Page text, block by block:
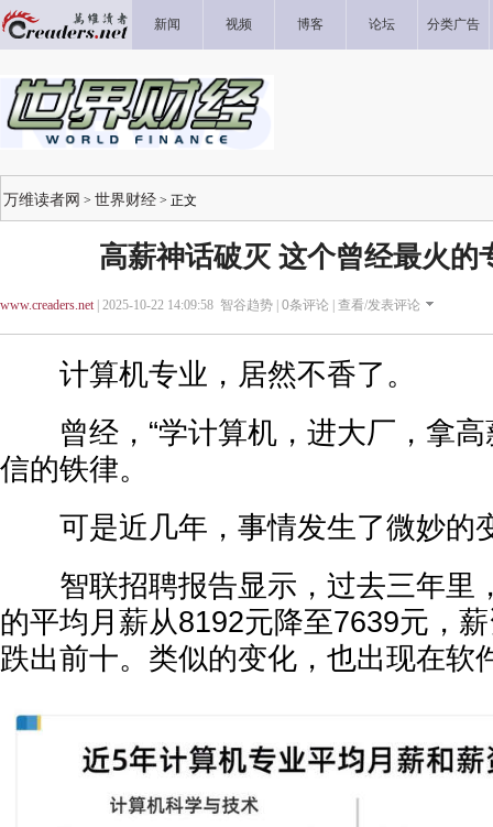
新闻 视频 博客 论坛 分类广告
万维读者网 > 世界财经 > 正文
高薪神话破灭 这个曾经最火的
www.creaders.net| 2025-10-22 14:09:58 智谷趋势 | 0条评论 | 查看/发表评论
计算机专业，居然不香了。
曾经，“学计算机，进大厂，拿高
信的铁律。
可是近几年，事情发生了微妙的
智联招聘报告显示，过去三年里
的平均月薪从8192元降至7639元，
跌出前十。类似的变化，也出现在